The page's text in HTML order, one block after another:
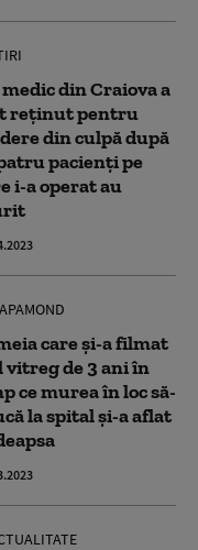
din Craiova a
reținut pentru
din culpă după
pacienți pe
i-a operat au
care și-a filmat
de 3 ani în
ce murea în loc să-
la spital și-a aflat